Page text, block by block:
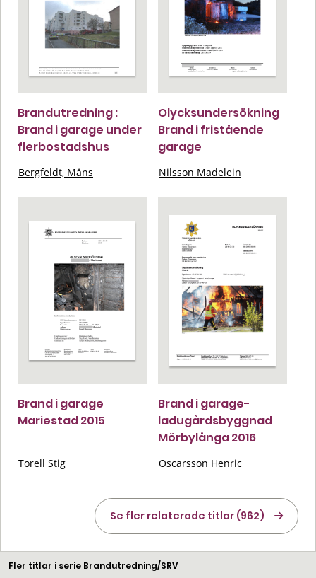
Brandutredning :
Brand i garage under
flerbostadshus
Bergfeldt, Måns
Olycksundersökning
Brand i fristående
garage
Nilsson Madelein
Brand i garage
Mariestad 2015
Torell Stig
Brand i garage-
ladugårdsbyggnad
Mörbylånga 2016
Oscarsson Henric
Se fler relaterade titlar (962)
Fler titlar i serie Brandutredning/SRV